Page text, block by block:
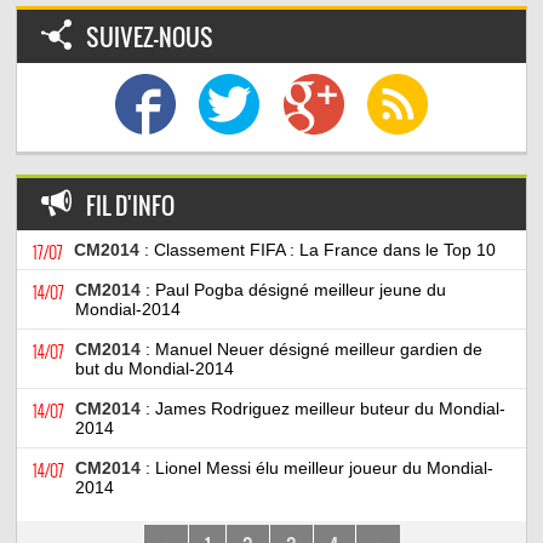
SUIVEZ-NOUS
FIL D'INFO
17/07 CM2014 : Classement FIFA : La France dans le Top 10
14/07 CM2014 : Paul Pogba désigné meilleur jeune du
Mondial-2014
14/07 CM2014 : Manuel Neuer désigné meilleur gardien de
but du Mondial-2014
14/07 CM2014 : James Rodriguez meilleur buteur du Mondial-
2014
14/07 CM2014 : Lionel Messi élu meilleur joueur du Mondial-
2014